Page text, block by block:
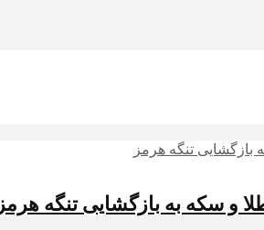
و سکه به بازگشایی تنگه هرمز